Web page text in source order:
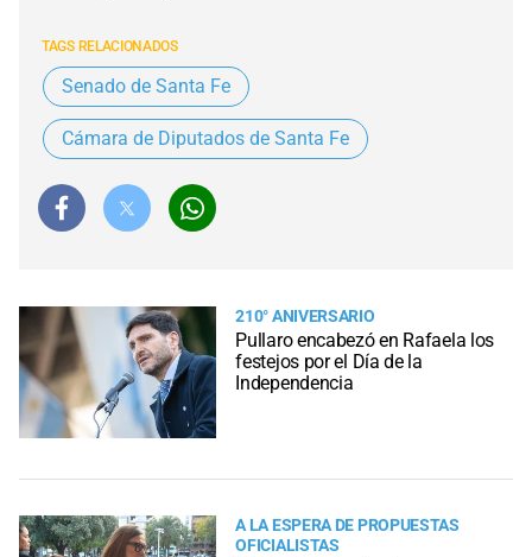
TAGS RELACIONADOS
Senado de Santa Fe
Cámara de Diputados de Santa Fe
210° ANIVERSARIO
Pullaro encabezó en Rafaela los
festejos por el Día de la
Independencia
A LA ESPERA DE PROPUESTAS
OFICIALISTAS